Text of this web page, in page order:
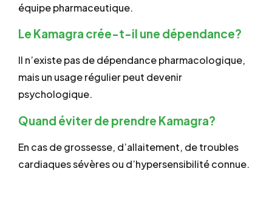
équipe pharmaceutique.
Le Kamagra crée-t-il une dépendance?
Il n’existe pas de dépendance pharmacologique,
mais un usage régulier peut devenir
psychologique.
Quand éviter de prendre Kamagra?
En cas de grossesse, d’allaitement, de troubles
cardiaques sévères ou d’hypersensibilité connue.